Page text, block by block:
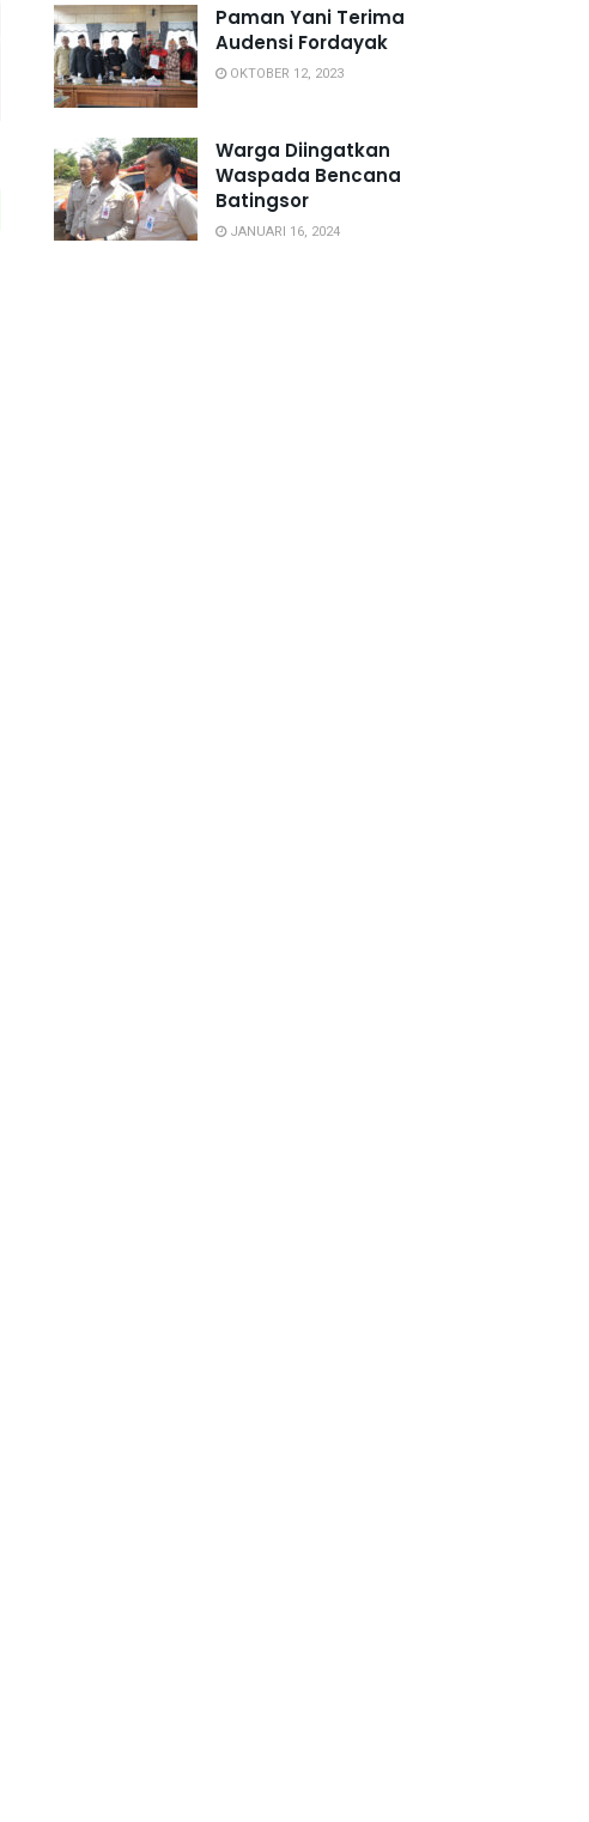
Paman Yani Terima
Audensi Fordayak
OKTOBER 12, 2023
Warga Diingatkan
Waspada Bencana
Batingsor
JANUARI 16, 2024